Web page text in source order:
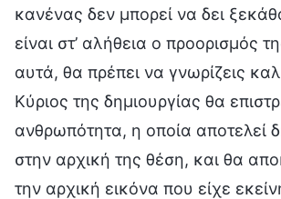
κανένας δεν μπορεί να δει
είναι στ’ αλήθεια ο προορισμός
αυτά, θα πρέπει να γνωρίζεις
Κύριος της δημιουργίας θα
ανθρωπότητα, η οποία αποτελεί
στην αρχική της θέση, και θα
την αρχική εικόνα που είχε